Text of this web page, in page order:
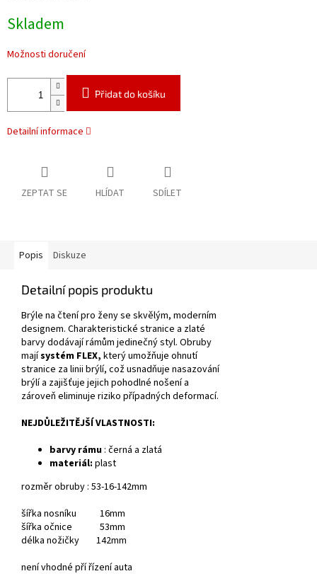
cena:
Skladem
Možnosti doručení
Přidat do košíku
Detailní informace
ZEPTAT SE HLÍDAT SDÍLET
Popis Diskuze
Detailní popis produktu
Brýle na čtení pro ženy se skvělým, moderním
designem. Charakteristické stranice a zlaté
barvy dodávají rámům jedinečný styl. Obruby
majísystém FLEX, který umožňuje ohnutí
stranice za linii brýlí, což usnadňuje nasazování
brýlí a zajišťuje jejich pohodlné nošení a
zároveň eliminuje riziko případných deformací.
NEJDŮLEŽITĚJŠÍ VLASTNOSTI:
barvy rámu : černá a zlatá
materiál: plast
rozměr obruby : 53-16-142mm
šířka nosníku 16mm
šířka očnice 53mm
délka nožičky 142mm
není vhodné pří řízení auta